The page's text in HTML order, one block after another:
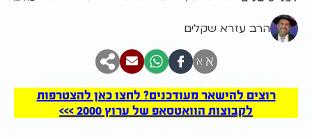
הרב עזרא שקלים
א א
רוצים להישאר מעודכנים? לחצו כאן להצטרפות
לקבוצות הוואטסאפ של ערוץ 2000 >>>